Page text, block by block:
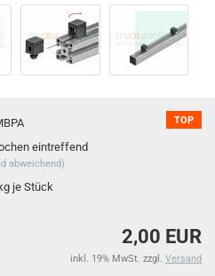
TOP
eintreffend
abweichend)
je Stück
2,00 EUR
inkl. 19% MwSt. zzgl. Versand